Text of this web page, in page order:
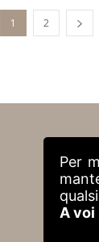
1 2
Per
A voi